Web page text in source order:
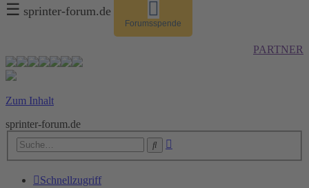
☰ sprinter-forum.de
Forumsspende
PARTNER
Zum Inhalt
sprinter-forum.de
Suche
Schnellzugriff